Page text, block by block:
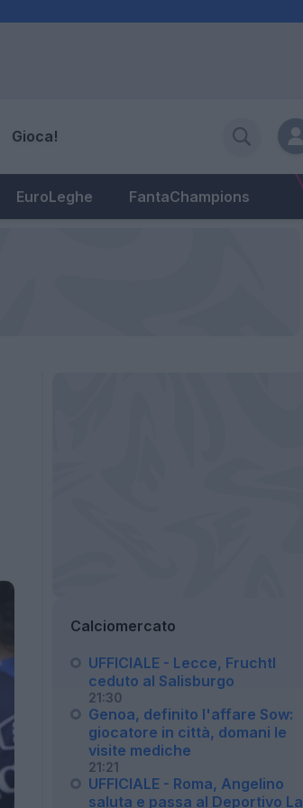
Gioca!
EuroLeghe FantaChampions
Calciomercato
UFFICIALE - Lecce, Fruchtl
ceduto al Salisburgo
21:30
Genoa, definito l'affare Sow:
giocatore in città, domani le
visite mediche
21:21
UFFICIALE - Roma, Angelino
saluta e passa al Deportivo La